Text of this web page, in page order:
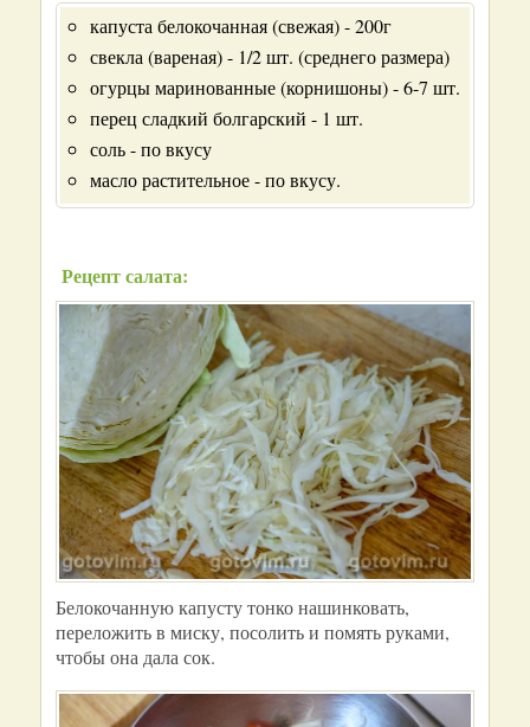
капуста белокочанная (свежая) - 200г
свекла (вареная) - 1/2 шт. (среднего размера)
огурцы маринованные (корнишоны) - 6-7 шт.
перец сладкий болгарский - 1 шт.
соль - по вкусу
масло растительное - по вкусу.
Рецепт салата:
Белокочанную капусту тонко нашинковать,
переложить в миску, посолить и помять руками,
чтобы она дала сок.